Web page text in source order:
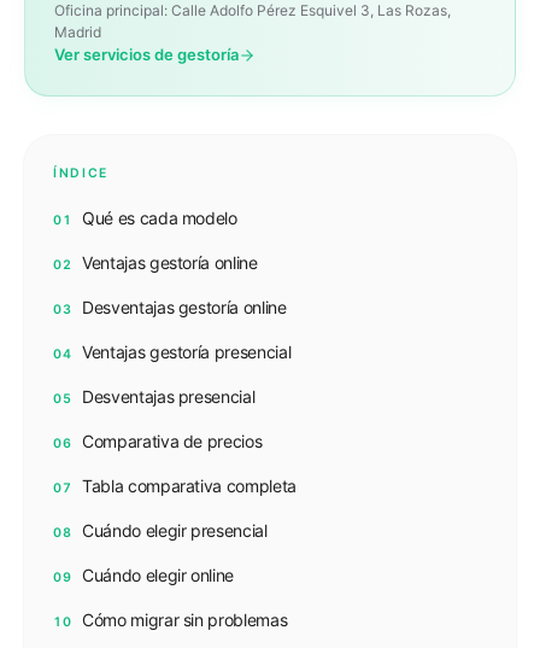
Oficina principal: Calle Adolfo Pérez Esquivel 3, Las Rozas,
Madrid
Ver servicios de gestoría
ÍNDICE
01 Qué es cada modelo
02 Ventajas gestoría online
03 Desventajas gestoría online
04 Ventajas gestoría presencial
05 Desventajas presencial
06 Comparativa de precios
07 Tabla comparativa completa
08 Cuándo elegir presencial
09 Cuándo elegir online
10 Cómo migrar sin problemas